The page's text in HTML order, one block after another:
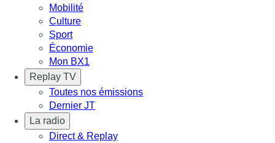
Mobilité
Culture
Sport
Économie
Mon BX1
Replay TV
Toutes nos émissions
Dernier JT
La radio
Direct & Replay